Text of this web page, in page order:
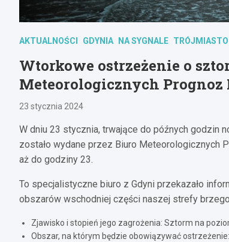
AKTUALNOŚCI GDYNIA NA SYGNALE TRÓJMIASTO
Wtorkowe ostrzeżenie o
Meteorologicznych
23 stycznia 2024
W dniu 23 stycznia, trwające do późnych godzin
zostało wydane przez Biuro Meteorologicznych
aż do godziny 23.
To specjalistyczne biuro z Gdyni przekazało
obszarów wschodniej części naszej strefy
Zjawisko i stopień jego zagrożenia: Sztorm na
Obszar, na którym będzie obowiązywać